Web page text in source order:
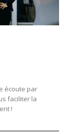
écoute par
faciliter la
!